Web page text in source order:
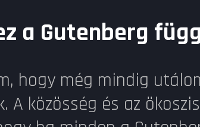
a Gutenberg
hogy még mindig
A közösség és az